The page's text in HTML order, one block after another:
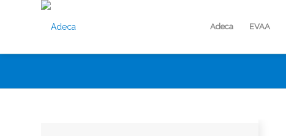
Adeca EVAA